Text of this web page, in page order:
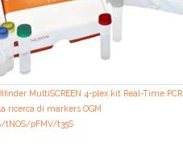
MultiSCREEN 4-plex kit Real-Time PCR
ricerca di markers OGM
tNOS/pFMV/t35S